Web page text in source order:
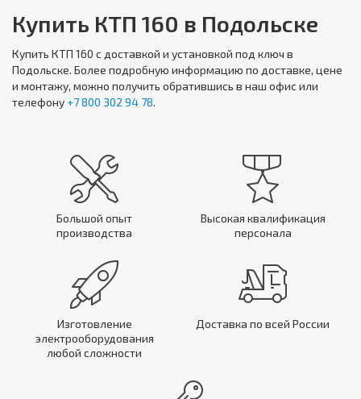
Купить КТП 160 в Подольске
Купить КТП 160 с доставкой и установкой под ключ в
Подольске. Более подробную информацию по доставке, цене
и монтажу, можно получить обратившись в наш офис или
телефону +7 800 302 94 78.
Большой опыт
производства
Высокая квалификация
персонала
Изготовление
электрооборудования
любой сложности
Доставка по всей России